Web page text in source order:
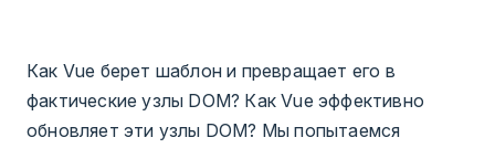
Как Vue берет шаблон и превращает его в
фактические узлы DOM? Как Vue эффективно
обновляет эти узлы DOM? Мы попытаемся